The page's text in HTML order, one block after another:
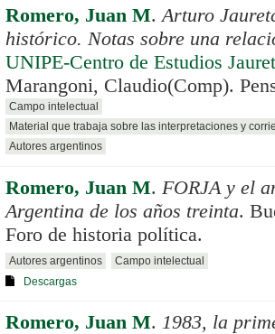
Romero, Juan M.Arturo
histórico. Notas sobre una
UNIPE-Centro de Estudios
Marangoni, Claudio(Comp).
Campo intelectual
Material que trabaja sobre las interpretaciones y
Autores argentinos
Romero, Juan M. FORJA y el
Argentina de los años treinta.
Foro de historia política.
Autores argentinos
Campo intelectual
Descargas
Romero, Juan M. 1983, la